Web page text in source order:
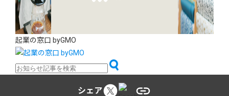
起業の窓口 byGMO
シェア